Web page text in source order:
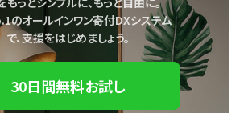
のオールインワン寄付DXシステム
で、支援をはじめましょう。
30日間無料お試し